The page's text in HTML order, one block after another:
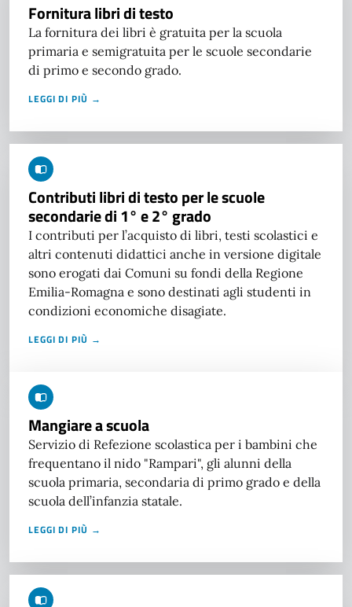
Fornitura libri di testo
La fornitura dei libri è gratuita per la scuola
primaria e semigratuita per le scuole secondarie
di primo e secondo grado.
LEGGI DI PIÙ →
Contributi libri di testo per le scuole
secondarie di 1° e 2° grado
I contributi per l’acquisto di libri, testi scolastici e
altri contenuti didattici anche in versione digitale
sono erogati dai Comuni su fondi della Regione
Emilia-Romagna e sono destinati agli studenti in
condizioni economiche disagiate.
LEGGI DI PIÙ →
Mangiare a scuola
Servizio di Refezione scolastica per i bambini che
frequentano il nido "Rampari", gli alunni della
scuola primaria, secondaria di primo grado e della
scuola dell’infanzia statale.
LEGGI DI PIÙ →